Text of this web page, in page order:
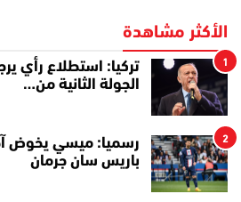
الأكثر مشاهدة
1
تركيا: استطلاع رأي
الجولة الثانية من…
2
رسميا: ميسي يخوض
باريس سان جرمان